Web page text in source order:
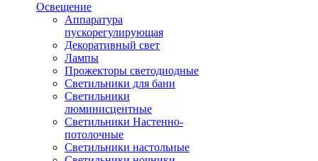
Освещение
Аппаратура
пускорегулирующая
Декоративный свет
Лампы
Прожекторы светодиодные
Светильники для бани
Светильники
люминисцентные
Светильники Настенно-
потолочные
Светильники настольные